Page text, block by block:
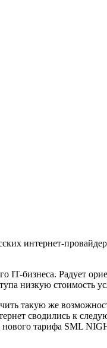
интернет-
IT-бизнеса. Радует
низкую стоимость
такую же
сводились к
нового тарифа SML